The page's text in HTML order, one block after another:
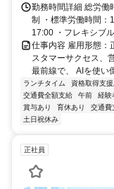
勤務時間詳細 総労働
制 ・標準労働時間：
17:00 ・フレキシブ
仕事内容 雇用形態：
スタマーサクセス、
最前線で、 AIを使い
ランチタイム 資格取得支援
交通費全額支給
午前 経験
賞与あり
育休あり 交通費
土日祝休み
正社員